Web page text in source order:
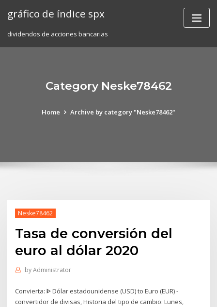
gráfico de índice spx
dividendos de acciones bancarias
Category Neske78462
Home Archive by category "Neske78462"
Neske78462
Tasa de conversión del
euro al dólar 2020
byAdministrator
Convierta: ᐈ Dólar estadounidense (USD) to Euro (EUR) -
convertidor de divisas, Historia del tipo de cambio: Lunes,